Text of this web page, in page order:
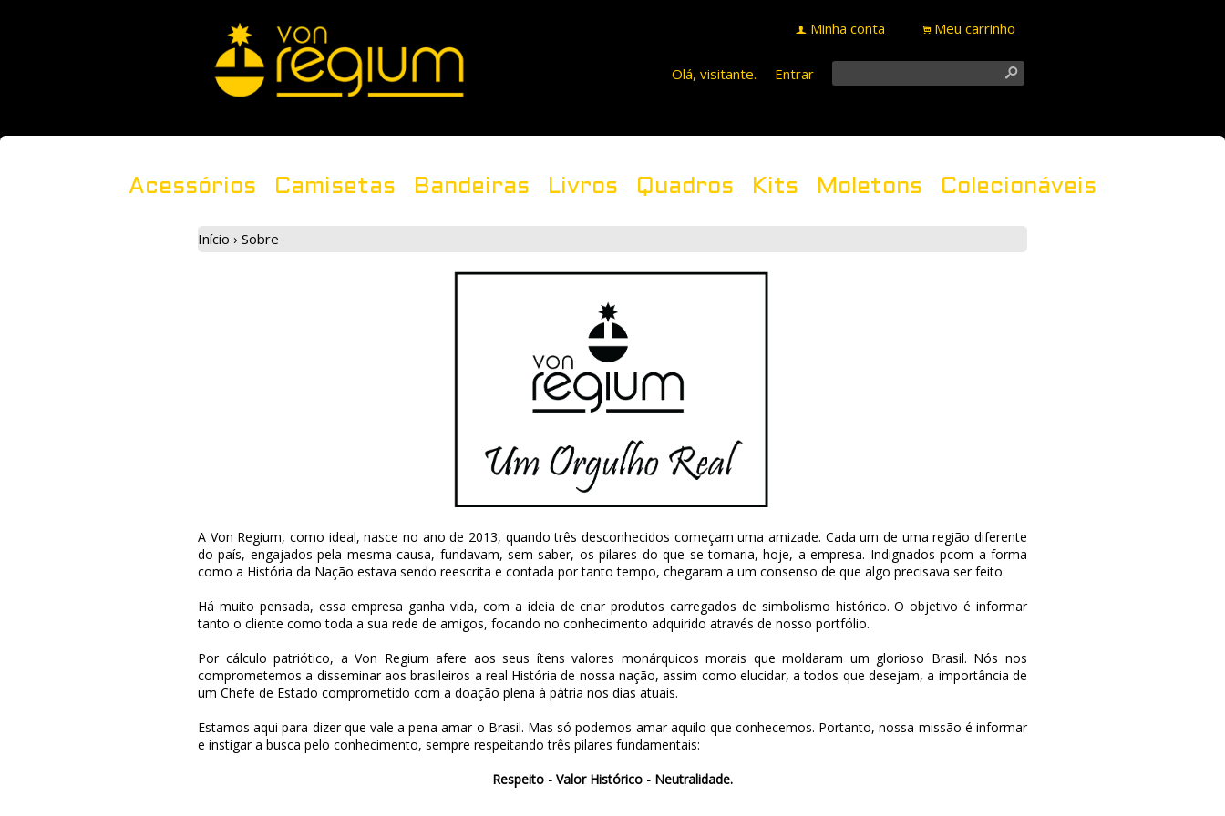
f Minha conta . Meu carrinho
Olá, visitante. Entrar s
Acessórios Camisetas Bandeiras Livros Quadros Kits Moletons Colecionáveis
Início › Sobre
A Von Regium, como ideal, nasce no ano de 2013, quando três desconhecidos começam uma amizade. Cada um de uma região diferente
do país, engajados pela mesma causa, fundavam, sem saber, os pilares do que se tornaria, hoje, a empresa. Indignados pcom a forma
como a História da Nação estava sendo reescrita e contada por tanto tempo, chegaram a um consenso de que algo precisava ser feito.
Há muito pensada, essa empresa ganha vida, com a ideia de criar produtos carregados de simbolismo histórico. O objetivo é informar
tanto o cliente como toda a sua rede de amigos, focando no conhecimento adquirido através de nosso portfólio.
Por cálculo patriótico, a Von Regium afere aos seus ítens valores monárquicos morais que moldaram um glorioso Brasil. Nós nos
comprometemos a disseminar aos brasileiros a real História de nossa nação, assim como elucidar, a todos que desejam, a importância de
um Chefe de Estado comprometido com a doação plena à pátria nos dias atuais.
Estamos aqui para dizer que vale a pena amar o Brasil. Mas só podemos amar aquilo que conhecemos. Portanto, nossa missão é informar
e instigar a busca pelo conhecimento, sempre respeitando três pilares fundamentais:
Respeito - Valor Histórico - Neutralidade.